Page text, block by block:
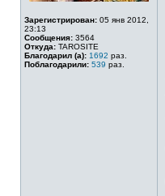
Зарегистрирован: 05 янв 2012,
23:13
Сообщения: 3564
Откуда: TAROSITE
Благодарил (а): 1692 раз.
Поблагодарили: 539 раз.